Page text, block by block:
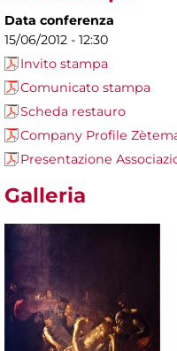
Data conferenza
15/06/2012 - 12:30
Invito stampa
Comunicato stampa
Scheda restauro
Company Profile
Presentazione
Galleria